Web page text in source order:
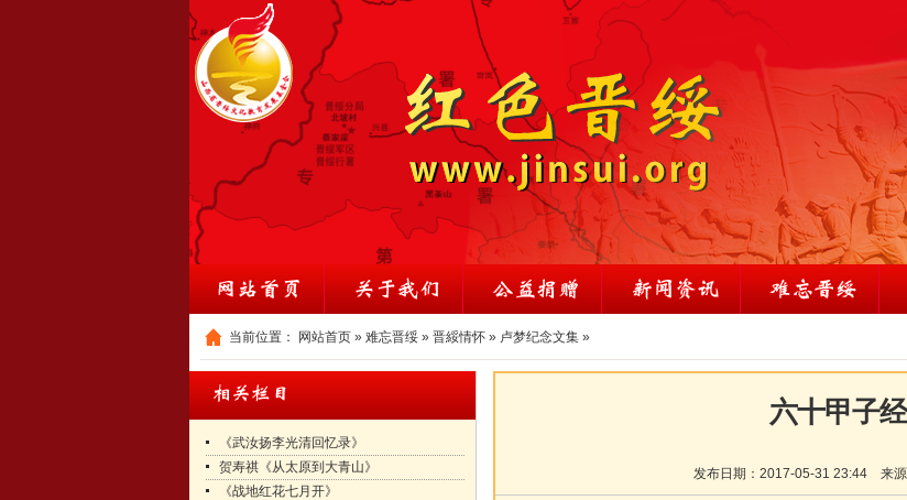
当前位置： 网站首页 » 难忘晋绥 » 晋綏情怀 » 卢梦纪念文集 »
《武汝扬李光清回忆录》
贺寿祺《从太原到大青山》
《战地红花七月开》
六十甲子经
发布日期： 2017-05-31 23:44 来源